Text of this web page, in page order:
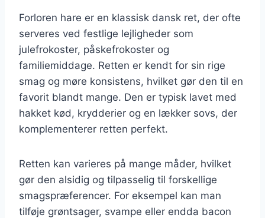
Forloren hare er en klassisk dansk ret, der ofte
serveres ved festlige lejligheder som
julefrokoster, påskefrokoster og
familiemiddage. Retten er kendt for sin rige
smag og møre konsistens, hvilket gør den til en
favorit blandt mange. Den er typisk lavet med
hakket kød, krydderier og en lækker sovs, der
komplementerer retten perfekt.
Retten kan varieres på mange måder, hvilket
gør den alsidig og tilpasselig til forskellige
smagspræferencer. For eksempel kan man
tilføje grøntsager, svampe eller endda bacon